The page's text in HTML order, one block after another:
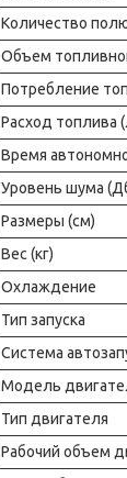
Количество
Объем
Потребление
Расход топлива
Время
Уровень шума
Размеры (см)
Вес (кг)
Охлаждение
Тип запуска
Система
Модель
Тип двигателя
Рабочий объем